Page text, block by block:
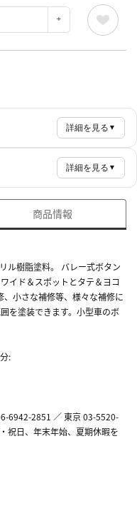
詳細を見る ▼
詳細を見る ▼
商品情報
ル樹脂塗料。 バレー式ボタン
イド＆スポットとタテ＆ヨコ
小さな補修等、様々な補修に
を塗装できます。小型車のボ
:
6942-2851 ／ 東京 03-5520-
祝日、年末年始、夏期休暇を